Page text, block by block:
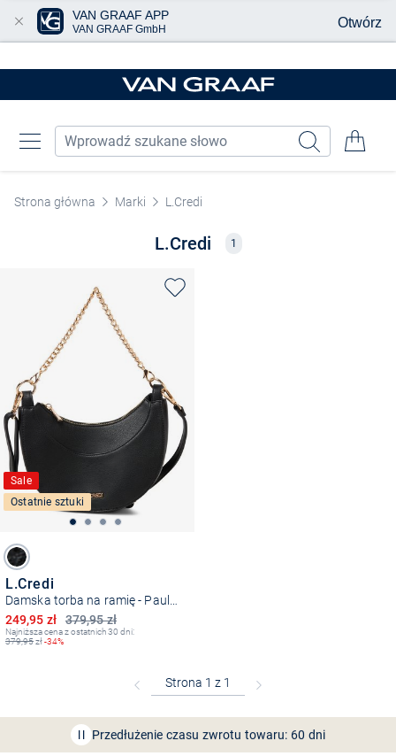
Strona główna Marki L.Credi
L.Credi 1
Sale
Ostatnie sztuki
L.Credi
379,95 zł
Obniżona cena
249,95 zł
Najniższa cena z ostatnich 30 dni:
379,95zł-34%
Bezpłatna dostawa z Friends
Przedłużenie czasu zwrotu towaru: 60 dni
VAN GRAAF APP
VAN GRAAF GmbH Otwórz